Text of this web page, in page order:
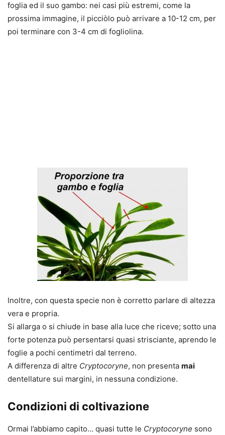
foglia ed il suo gambo: nei casi più estremi, come la
prossima immagine, il picciòlo può arrivare a 10-12 cm, per
poi terminare con 3-4 cm di fogliolina.
Inoltre, con questa specie non è corretto parlare di altezza
vera e propria.
Si allarga o si chiude in base alla luce che riceve; sotto una
forte potenza può persentarsi quasi strisciante, aprendo le
foglie a pochi centimetri dal terreno.
A differenza di altre Cryptocoryne, non presenta mai
dentellature sui margini, in nessuna condizione.
Condizioni di coltivazione
Ormai l’abbiamo capito… quasi tutte le Cryptocoryne sono